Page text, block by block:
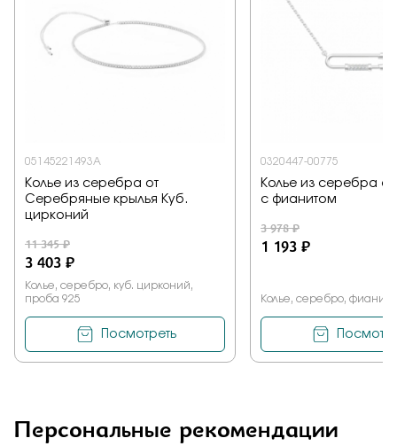
05145221493A
Колье из серебра от
Серебряные крылья Куб.
цирконий
11 345 ₽
3 403 ₽
Колье, серебро, куб. цирконий,
проба 925
Посмотреть
0320447-00775
Колье из серебра от
с фианитом
3 978 ₽
1 193 ₽
Колье, серебро, фианит,
Персональные рекомендации